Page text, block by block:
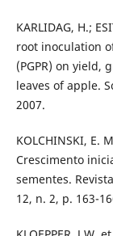
KARLIDAG, H.;
root inoculation
(PGPR) on
leaves of apple.
2007.
KOLCHINSKI, E.
Crescimento
sementes.
12, n. 2, p. 163-